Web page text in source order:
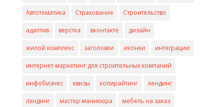
Автотематика Страхование Строительство
адаптив верстка вконтакте дизайн
жилой комплекс заголовки иконки интеграции
интернет-маркетинг для строительных компаний
инфобизнес квизы копирайтинг лендинг
лэндинг мастер маникюра мебель на заказ